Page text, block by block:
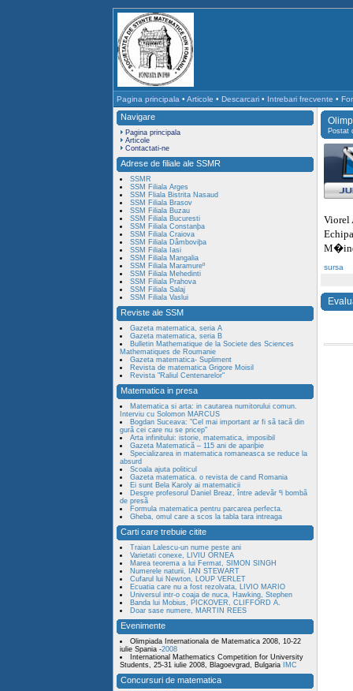
Pagina principala • Articole • Descarcari• Intrebari frecvente •
Navigare
Pagina principala
Articole
Contactati-ne
Adrese de filiale ale SSMR
SSMR
SSM Filiala Arges
SSM Fliala Bistrita Nasaud
SSM Filiala Brasov
SSM Filiala Buzau
SSM Filiala Bucuresti
SSM Filiala Constanþa
SSM Filiala Craiova
SSM Filiala Dâmboviþa
SSM Filiala Iasi
SSM Filiala Mangalia
SSM Filiala Maramureº
SSM Filiala Mehedinti
SSM Filiala Prahova
SSM Filiala Salaj
SSM Filiala Vaslui
Reviste ale SSM
Gazeta matematica, seria A
Gazeta matematica, seria B
Bulletin Mathematique de la Societe des Sciences
Mathematiques de Roumanie
Gazeta matematica- Supliment
Revista de matematica Grigore Moisil
Revista "Raliul Centenarelor"
Matematica in presa
Matematica si arta: in cautarea numitorului comun.
Interviu cu Solomon MARCUS
Bogdan Suceava: "Cel mai important ar fi sã tacã din
gurã cei care nu se pricep"
Arta infinitului: istorie, matematica, imposibil
Gazeta Matematicã – 115 ani de apariþie
Specializarea in matematica romaneasca se reduce la
absurd
Scoala ajuta politicul
Gazeta matematica. o revista de cand Romania
Ei sunt Bela Karoly ai matematicii
Despre profesorul Daniel Breaz, între adevãr ºi bombã
de presã
Formula matematica pentru parcarea perfecta.
Gheba, omul care a scos la tabla tara intreaga
Carti care trebuie citite
Traian Lalescu-un nume peste ani
Varietati conexe, LIVIU ORNEA
Marea teorema a lui Fermat, SIMON SINGH
Numerele naturii, IAN STEWART
Cufarul lui Newton, LOUP VERLET
Ecuatia care nu a fost rezolvata, LIVIO MARIO
Universul intr-o coaja de nuca, Hawking, Stephen
Banda lui Mobius, PICKOVER, CLIFFORD A.
Doar sase numere, MARTIN REES
Evenimente
Olimpiada Internationala de Matematica 2008, 10-22
iulie Spania -2008
International Mathematics Competition for University
Students, 25-31 iulie 2008, Blagoevgrad, BulgariaIMC
Concursuri de matematica
Postat
Viorel
sursa